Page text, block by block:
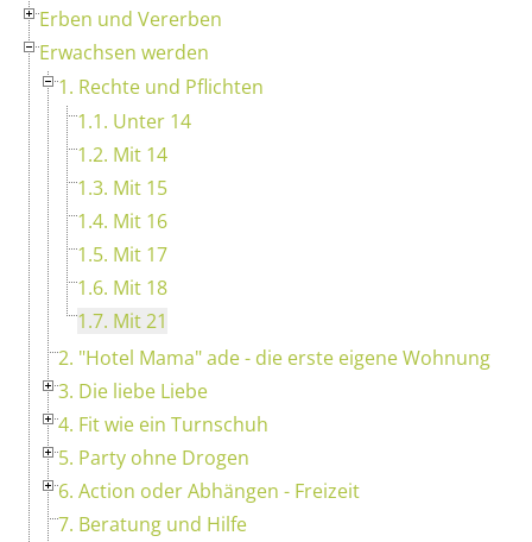
Erben und Vererben
Erwachsen werden
1. Rechte und Pflichten
1.1. Unter 14
1.2. Mit 14
1.3. Mit 15
1.4. Mit 16
1.5. Mit 17
1.6. Mit 18
1.7. Mit 21
2. "Hotel Mama" ade - die erste eigene Wohnung
3. Die liebe Liebe
4. Fit wie ein Turnschuh
5. Party ohne Drogen
6. Action oder Abhängen - Freizeit
7. Beratung und Hilfe